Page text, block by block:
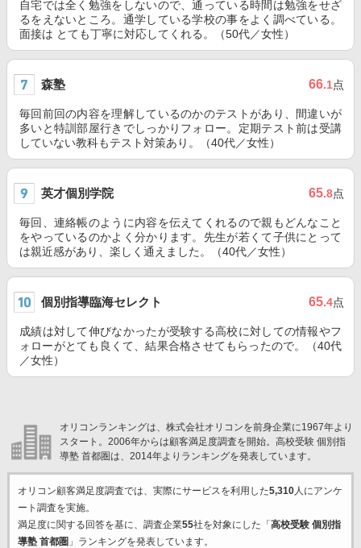
自宅では全く勉強をしないので、通っている時間は勉強をせざ
るをえないところ。通学している学校の事をよく調べている。
面接は とても丁寧に対応してくれる。（50代／女性）
森塾 66.1点
毎回前回の内容を理解しているのかのテストがあり、間違いが
多いと特訓部屋行きでしっかりフォロー。定期テスト前は受講
していない教科もテスト対策あり。（40代／女性）
英才個別学院 65.8点
毎回、連絡帳のように内容を伝えてくれるので親もどんなこと
をやっているのかよく分かります。先生が若くて子供にとって
は親近感があり、楽しく通えました。（40代／女性）
個別指導臨海セレクト 65.4点
成績は対して伸びなかったが受験する高校に対しての情報やフ
ォローがとても良くて、結果合格させてもらったので。（40代
／女性）
オリコンランキングは、株式会社オリコンを前身企業に1967年より
スタート。2006年からは顧客満足度調査を開始。高校受験 個別指
導塾 首都圏は、2014年よりランキングを発表しています。
オリコン顧客満足度調査では、実際にサービスを利用した5,310人にアンケ
ート調査を実施。
満足度に関する回答を基に、調査企業55社を対象にした「 高校受験 個別指
導塾 首都圏 」ランキングを発表しています。